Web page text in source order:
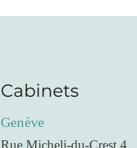
Cabinets
Genève